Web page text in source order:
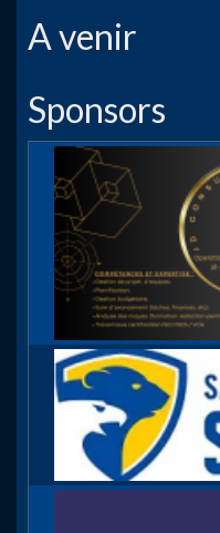
A venir
Sponsors